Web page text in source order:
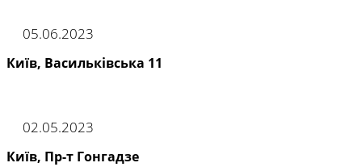
05.06.2023
Київ, Васильківська 11
02.05.2023
Київ, Пр-т Гонгадзе